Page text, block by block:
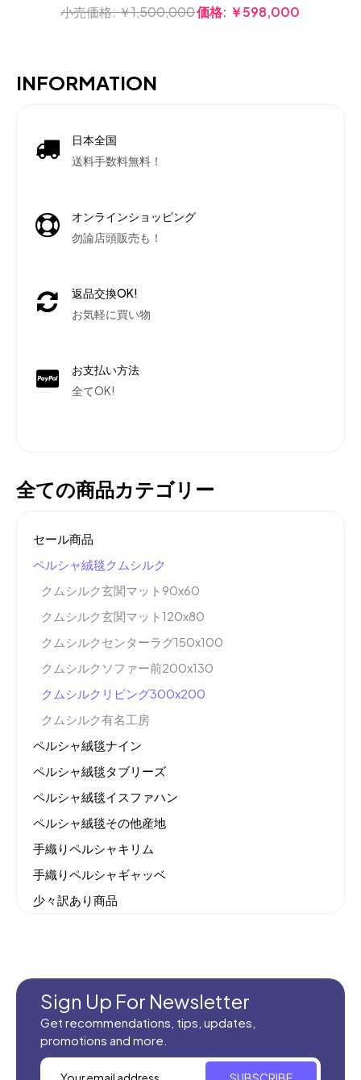
小売価格:￥1,500,000価格: ￥598,000
INFORMATION
日本全国
送料手数料無料！
オンラインショッピング
勿論店頭販売も！
返品交換OK!
お気軽に買い物
お支払い方法
全てOK!
全ての商品カテゴリー
セール商品
ペルシャ絨毯クムシルク
クムシルク玄関マット90x60
クムシルク玄関マット120x80
クムシルクセンターラグ150x100
クムシルクソファー前200x130
クムシルクリビング300x200
クムシルク有名工房
ペルシャ絨毯ナイン
ペルシャ絨毯タブリーズ
ペルシャ絨毯イスファハン
ペルシャ絨毯その他産地
手織りペルシャキリム
手織りペルシャギャッベ
少々訳あり商品
新商品入荷
Sign Up For Newsletter
Get recommendations, tips, updates,
promotions and more.